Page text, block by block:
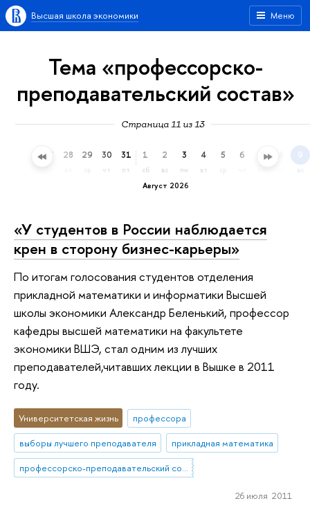
Меню
Высшая школа экономики
Тема «профессорско-
преподавательский состав»
Страница 11 из 13
27 28 29 30
чт
31
пт
Август 2026
1
сб
2
вс
3
пн
4
вт
5 6 7 9
вс
«У студентов в России наблюдается
крен в сторону бизнес-карьеры»
По итогам голосования студентов отделения
прикладной математики и информатики Высшей
школы экономики Александр Беленький, профессор
кафедры высшей математики на факультете
экономики ВШЭ, стал одним из лучших
преподавателей,читавших лекции в Вышке в 2011
году.
Университетская жизнь
профессора
выборы лучшего преподавателя
прикладная математика
профессорско-преподавательский состав
26 июля 2011